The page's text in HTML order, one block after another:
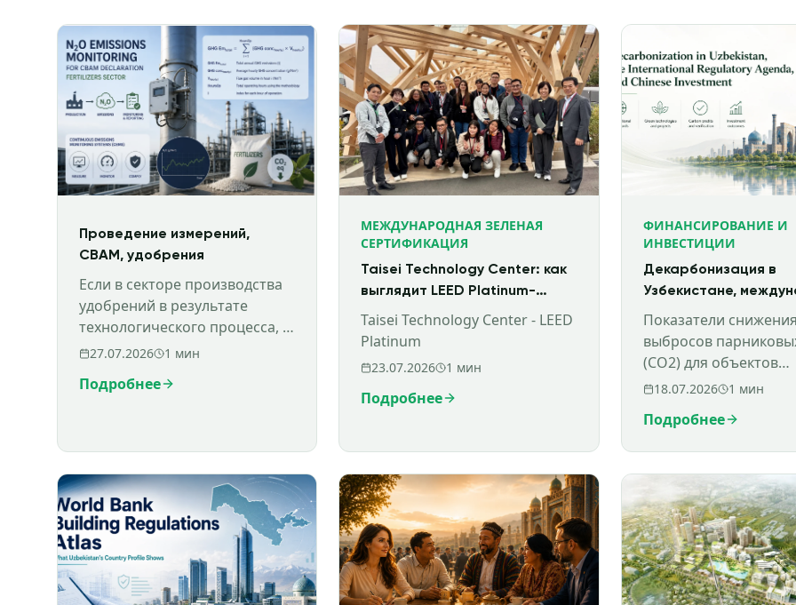
Проведение измерений,
CBAM, удобрения
Если в секторе производства
удобрений в результате
технологического процесса, а
не сжигания топлива,
оператор обязан
27.07.2026 1 мин
Подробнее
МЕЖДУНАРОДНАЯ ЗЕЛЕНАЯ
СЕРТИФИКАЦИЯ
Taisei Technology Center: как
выглядит LEED Platinum-
здание будущего и
циркулярная архитектура в
Taisei Technology Center - LEED
Platinum
23.07.2026 1 мин
Подробнее
ФИНАНСИРОВАНИЕ И
ИНВЕСТИЦИИ
Декарбонизация в
Узбекистане,
повестка
китайские инвестиции
Показатели снижения
выбросов
(СО2) для объектов
недвижимости.
финансовых
частных инвестиций.
18.07.2026 1 мин
Подробнее